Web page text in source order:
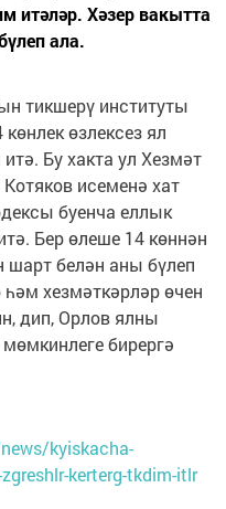
итәләр. Хәзер вакытта
ала.
тикшерү институты
өзлексез ял
Бу хакта ул Хезмәт
исеменә хат
буенча еллык
Бер өлеше 14 көннән
шарт белән аны бүлеп
хезмәткәрләр өчен
дип, Oрлов ялны
бирергә
kyiskacha-
kerterg-tkdim-itlr